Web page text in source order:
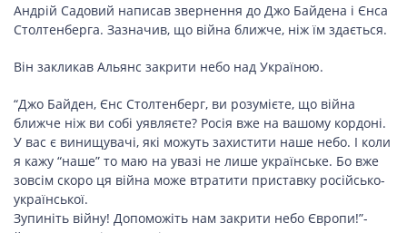
Подорожі
Україною
ЗДОРОВ’Я
COVID-19
Андрій Садовий написав звернення до Джо Байдена і Єнса
Столтенберга. Зазначив, що війна ближче, ніж їм здається.
Він закликав Альянс закрити небо над Україною.
“Джо Байден, Єнс Столтенберг, ви розумієте, що війна
ближче ніж ви собі уявляєте? Росія вже на вашому кордоні.
У вас є винищувачі, які можуть захистити наше небо. І коли
я кажу “наше” то маю на увазі не лише українське. Бо вже
зовсім скоро ця війна може втратити приставку російсько-
української.
Зупиніть війну! Допоможіть нам закрити небо Європи!”-